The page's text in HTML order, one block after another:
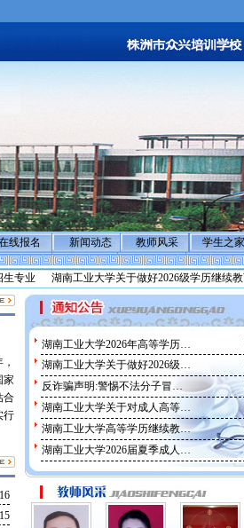
线报名 新闻动态 教师风采 学生之家
业 湖南工业大学关于做好2026级学历继续教育
家
合
行
湖南工业大学2026年高等学历…
湖南工业大学关于做好2026级…
反诈骗声明:警惕不法分子冒…
湖南工业大学关于对成人高等…
湖南工业大学高等学历继续教…
湖南工业大学2026届夏季成人…